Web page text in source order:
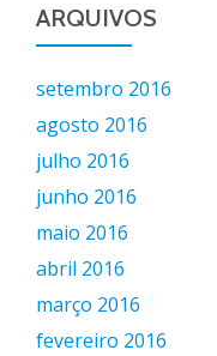
ARQUIVOS
setembro 2016
agosto 2016
julho 2016
junho 2016
maio 2016
abril 2016
março 2016
fevereiro 2016